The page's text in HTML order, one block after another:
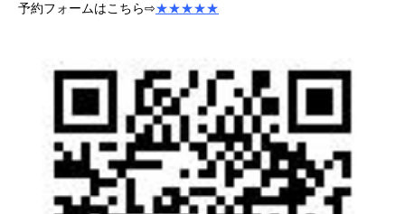
予約フォームはこちら⇨★★★★★